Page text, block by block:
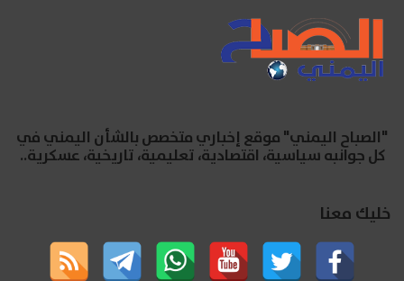
"الصباح اليمني" موقع إخباري متخصص بالشأن اليمني في
كل جوانبه سياسية، اقتصادية، تعليمية، تاريخية، عسكرية..
خليك معنا